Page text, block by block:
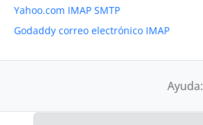
Yahoo.com IMAP SMTP
Godaddy correo electrónico IMAP
Ayuda: